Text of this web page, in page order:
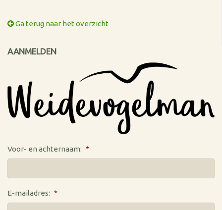
Ga terug naar het overzicht
AANMELDEN
Voor- en achternaam: *
E-mailadres: *